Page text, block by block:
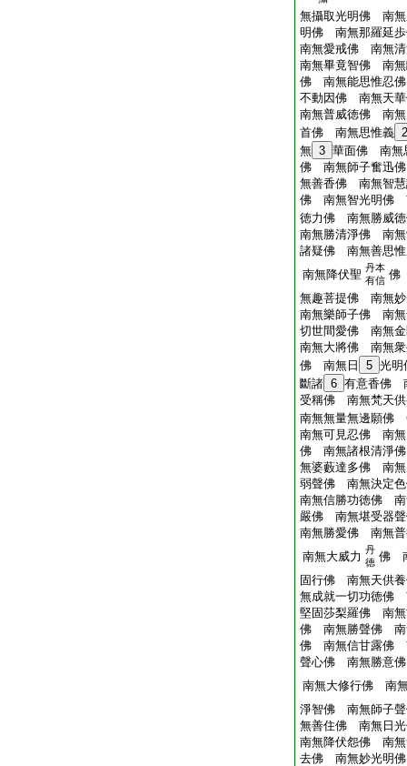
無攝取光明佛 南
明佛 南無那羅延
南無愛戒佛 南無
南無畢竟智佛 南
佛 南無能思惟忍
不動因佛 南無天
南無普威徳佛 南
首佛 南無思惟義 2
無 3 華面佛 南無
佛 南無師子奮迅
無善香佛 南無智
佛 南無智光明佛
徳力佛 南無勝威
南無勝清淨佛 南
諸疑佛 南無善思
南無降伏聖 丹本
有信 佛
無趣菩提佛 南無
南無樂師子佛 南
切世間愛佛 南無
南無大將佛 南無
佛 南無日
5 光
斷諸 6 有意香佛
受稱佛 南無梵天
南無無量無邊願
南無可見忍佛 南
佛 南無諸根清淨
無婆藪達多佛 南
弱聲佛 南無決定
南無信勝功徳佛
嚴佛 南無堪受器
南無勝愛佛 南無
南無大威力 丹
徳 佛
固行佛 南無天供
無成就一切功徳佛
堅固莎梨羅佛 南
佛 南無勝聲佛 南
佛 南無信甘露佛
聲心佛 南無勝意
南無大修行佛 南
淨智佛 南無師子
無善住佛 南無日
南無降伏怨佛 南
去佛 南無妙光明